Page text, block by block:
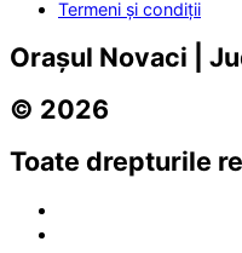
Termeni și condiții
Orașul Novaci |
© 2026
Toate drepturile